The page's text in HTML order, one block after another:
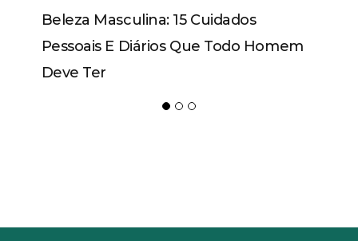
Beleza Masculina: 15 Cuidados
Pessoais E Diários Que Todo Homem
Deve Ter